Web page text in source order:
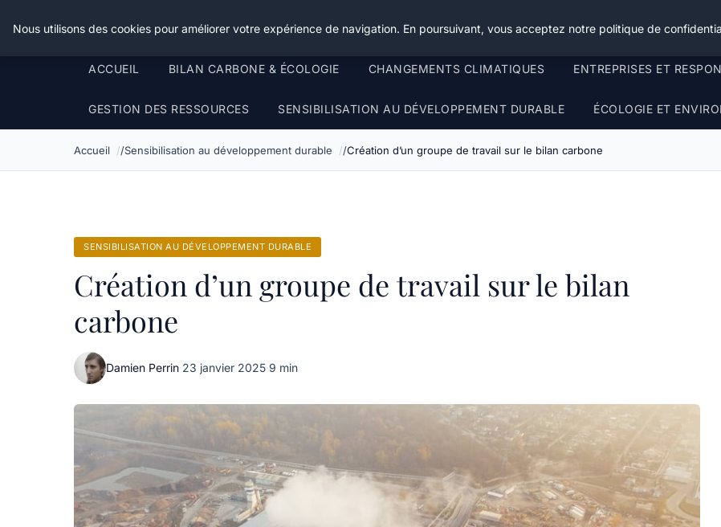
Happy Calyx Farmer
ACCUEIL BILAN CARBONE & ÉCOLOGIE CHANGEMENTS CLIMATIQUES ENTREPRISES ET
GESTION DES RESSOURCES SENSIBILISATION AU DÉVELOPPEMENT DURABLE ÉCOLOGIE ET
Accueil Sensibilisation au développement durable Création d’un groupe de travail sur le bilan carbone
SENSIBILISATION AU DÉVELOPPEMENT DURABLE
Création d’un groupe de travail sur le bilan
carbone
Damien Perrin·23 janvier 2025·9 min
Nous utilisons des cookies pour améliorer votre expérience de navigation. En poursuivant, vous acceptez notre politique de